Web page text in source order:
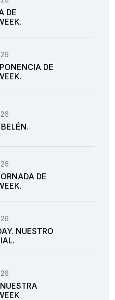
DE
DE
DE
NUESTRO